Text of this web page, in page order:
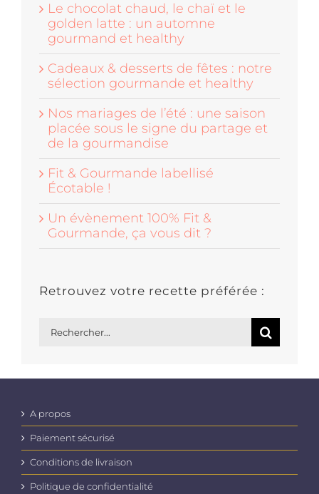
Le chocolat chaud, le chaï et le
golden latte : un automne
gourmand et healthy
Cadeaux & desserts de fêtes : notre
sélection gourmande et healthy
Nos mariages de l’été : une saison
placée sous le signe du partage et
de la gourmandise
Fit & Gourmande labellisé
Écotable !
Un évènement 100% Fit &
Gourmande, ça vous dit ?
Retrouvez votre recette préférée :
A propos
Paiement sécurisé
Conditions de livraison
Politique de confidentialité